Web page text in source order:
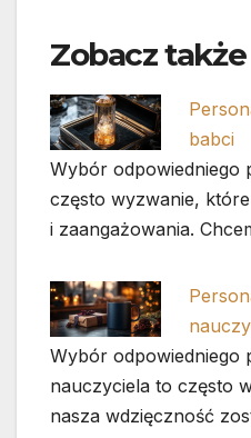
Zobacz także
babci
Wybór odpowiedniego
często wyzwanie,
i zaangażowania.
Wybór odpowiedniego
nauczyciela to często
nasza wdzięczność